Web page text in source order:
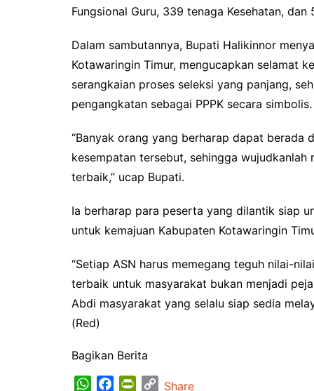
Fungsional Guru, 339 tenaga Kesehatan, dan
Dalam sambutannya, Bupati Halikinnor
Kotawaringin Timur, mengucapkan selamat
serangkaian proses seleksi yang panjang,
pengangkatan sebagai PPPK secara simbolis.
“Banyak orang yang berharap dapat berada
kesempatan tersebut, sehingga
terbaik,” ucap Bupati.
Ia berharap para peserta yang dilantik siap
untuk kemajuan Kabupaten Kotawaringin
“Setiap ASN harus memegang teguh nilai-
terbaik untuk masyarakat bukan menjadi
Abdi masyarakat yang selalu siap sedia
(Red)
Bagikan Berita
W
CShare